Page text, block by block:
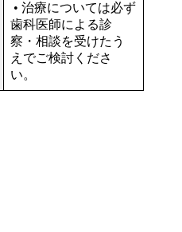
• 治療については必ず
歯科医師による診
察・相談を受けたう
えでご検討くださ
い。